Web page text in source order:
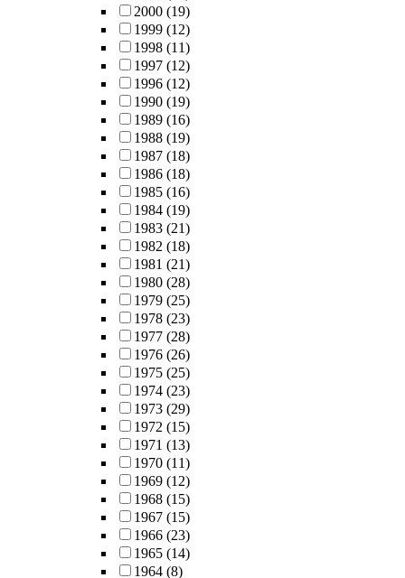
2000 (19)
1999 (12)
1998 (11)
1997 (12)
1996 (12)
1990 (19)
1989 (16)
1988 (19)
1987 (18)
1986 (18)
1985 (16)
1984 (19)
1983 (21)
1982 (18)
1981 (21)
1980 (28)
1979 (25)
1978 (23)
1977 (28)
1976 (26)
1975 (25)
1974 (23)
1973 (29)
1972 (15)
1971 (13)
1970 (11)
1969 (12)
1968 (15)
1967 (15)
1966 (23)
1965 (14)
1964 (8)